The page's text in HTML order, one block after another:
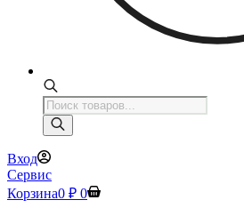
Поиск
товаров
Вход
Сервис
Корзина0 ₽ 0